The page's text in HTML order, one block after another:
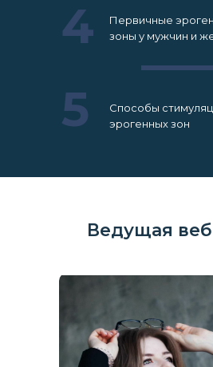
Первичные
зоны у мужчин и
4
Способы
эрогенных зон
5
Ведущая